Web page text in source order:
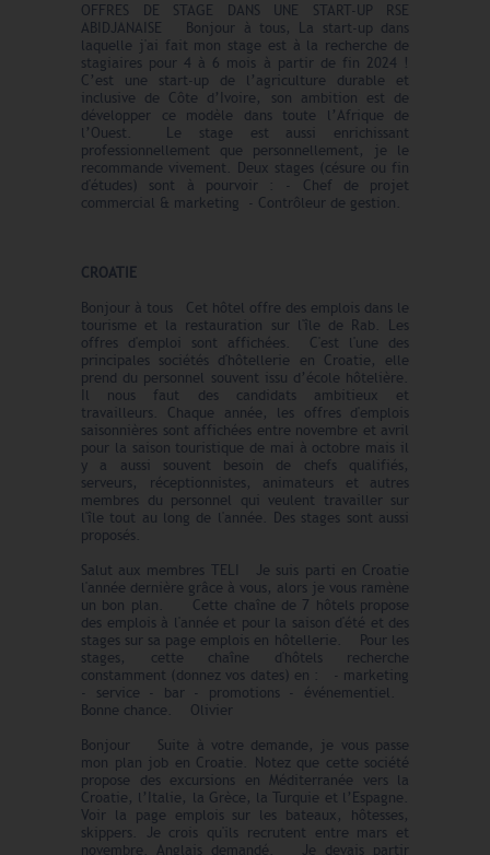
OFFRES DE STAGE DANS UNE START-UP RSE
ABIDJANAISE Bonjour à tous, La start-up dans
laquelle j'ai fait mon stage est à la recherche de
stagiaires pour 4 à 6 mois à partir de fin 2024 !
C’est une start-up de l’agriculture durable et
inclusive de Côte d’Ivoire, son ambition est de
développer ce modèle dans toute l’Afrique de
l’Ouest. Le stage est aussi enrichissant
professionnellement que personnellement, je le
recommande vivement. Deux stages (césure ou fin
d'études) sont à pourvoir : - Chef de projet
commercial & marketing - Contrôleur de gestion.
CROATIE
Bonjour à tous Cet hôtel offre des emplois dans le
tourisme et la restauration sur l'île de Rab. Les
offres d'emploi sont affichées. C'est l'une des
principales sociétés d'hôtellerie en Croatie, elle
prend du personnel souvent issu d’école hôtelière.
Il nous faut des candidats ambitieux et
travailleurs. Chaque année, les offres d'emplois
saisonnières sont affichées entre novembre et avril
pour la saison touristique de mai à octobre mais il
y a aussi souvent besoin de chefs qualifiés,
serveurs, réceptionnistes, animateurs et autres
membres du personnel qui veulent travailler sur
l'île tout au long de l'année. Des stages sont aussi
proposés.
Salut aux membres TELI Je suis parti en Croatie
l'année dernière grâce à vous, alors je vous ramène
un bon plan. Cette chaîne de 7 hôtels propose
des emplois à l'année et pour la saison d'été et des
stages sur sa page emplois en hôtellerie. Pour les
stages, cette chaîne d'hôtels recherche
constamment (donnez vos dates) en : - marketing
- service - bar - promotions - événementiel.
Bonne chance. Olivier
Bonjour Suite à votre demande, je vous passe
mon plan job en Croatie. Notez que cette société
propose des excursions en Méditerranée vers la
Croatie, l’Italie, la Grèce, la Turquie et l’Espagne.
Voir la page emplois sur les bateaux, hôtesses,
skippers. Je crois qu'ils recrutent entre mars et
novembre. Anglais demandé. Je devais partir